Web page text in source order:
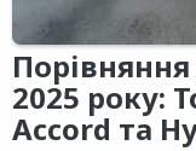
2025 року:
Accord та